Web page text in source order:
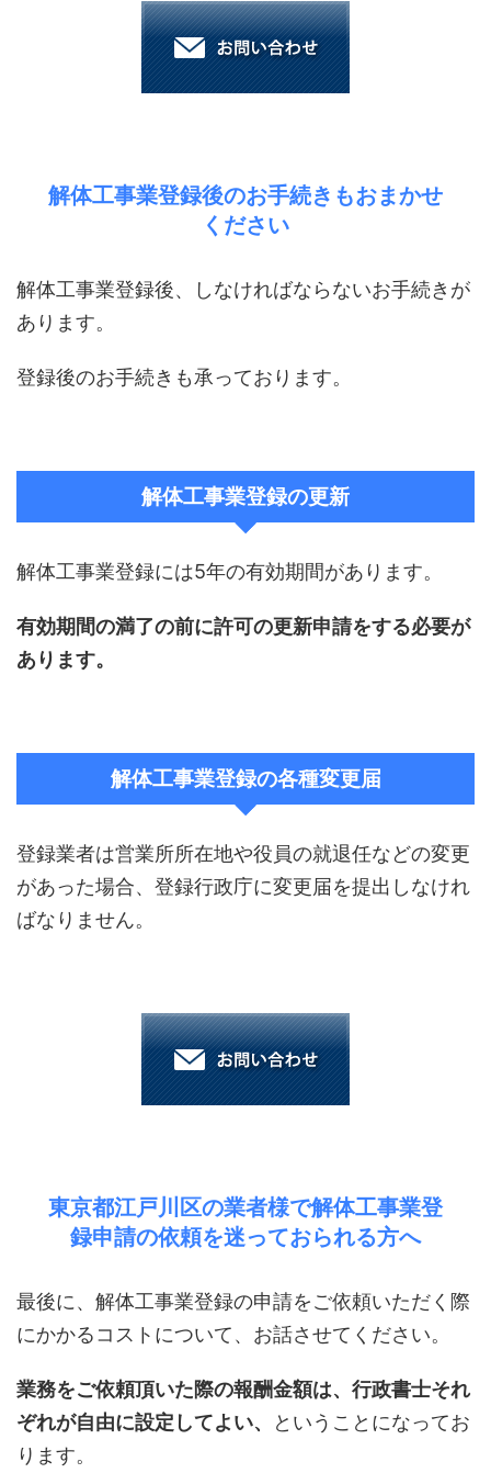
解体工事業登録後のお手続きもおまかせ
ください
解体工事業登録後、しなければならないお手続きが
あります。
登録後のお手続きも承っております。
解体工事業登録の更新
解体工事業登録には5年の有効期間があります。
有効期間の満了の前に許可の更新申請をする必要が
あります。
解体工事業登録の各種変更届
登録業者は営業所所在地や役員の就退任などの変更
があった場合、登録行政庁に変更届を提出しなけれ
ばなりません。
東京都江戸川区の業者様で解体工事業登
録申請の依頼を迷っておられる方へ
最後に、解体工事業登録の申請をご依頼いただく際
にかかるコストについて、お話させてください。
業務をご依頼頂いた際の報酬金額は、行政書士それ
ぞれが自由に設定してよい、
ということになってお
ります。